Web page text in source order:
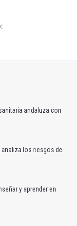
andaluza con
analiza los riesgos de
y aprender en